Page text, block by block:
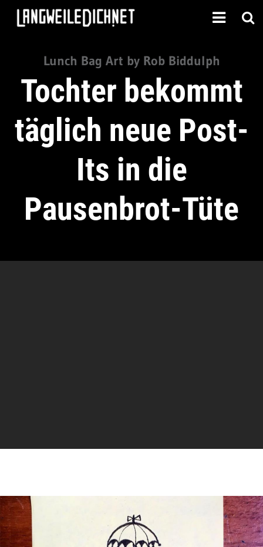
Lunch Bag Art by Rob Biddulph
Tochter bekommt
täglich neue Post-
Its in die
Pausenbrot-Tüte